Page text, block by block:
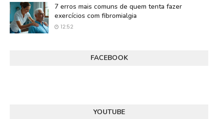
7 erros mais comuns de quem tenta fazer
exercícios com fibromialgia
12:52
FACEBOOK
YOUTUBE